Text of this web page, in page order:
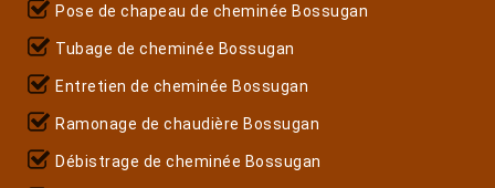
Pose de chapeau de cheminée Bossugan
Tubage de cheminée Bossugan
Entretien de cheminée Bossugan
Ramonage de chaudière Bossugan
Débistrage de cheminée Bossugan